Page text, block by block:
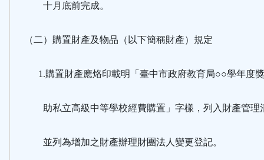
十月底前完成。
（二）購置財產及物品（以下簡稱財產）規定
1.購置財產應烙印載明「臺中市政府教育局○○學年度
助私立高級中等學校經費購置」字樣，列入財產管理
並列為增加之財產辦理財團法人變更登記。